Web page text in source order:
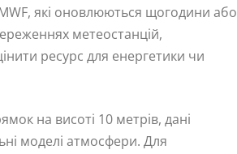
які оновлюються щогодини або
метеостанцій,
ресурс для енергетики чи
на висоті 10 метрів, дані
моделі атмосфери. Для